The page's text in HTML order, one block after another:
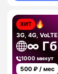
ХИТ
3G, 4G, VoLTE
∞ Гб
1000 минут
500 ₽ / мес